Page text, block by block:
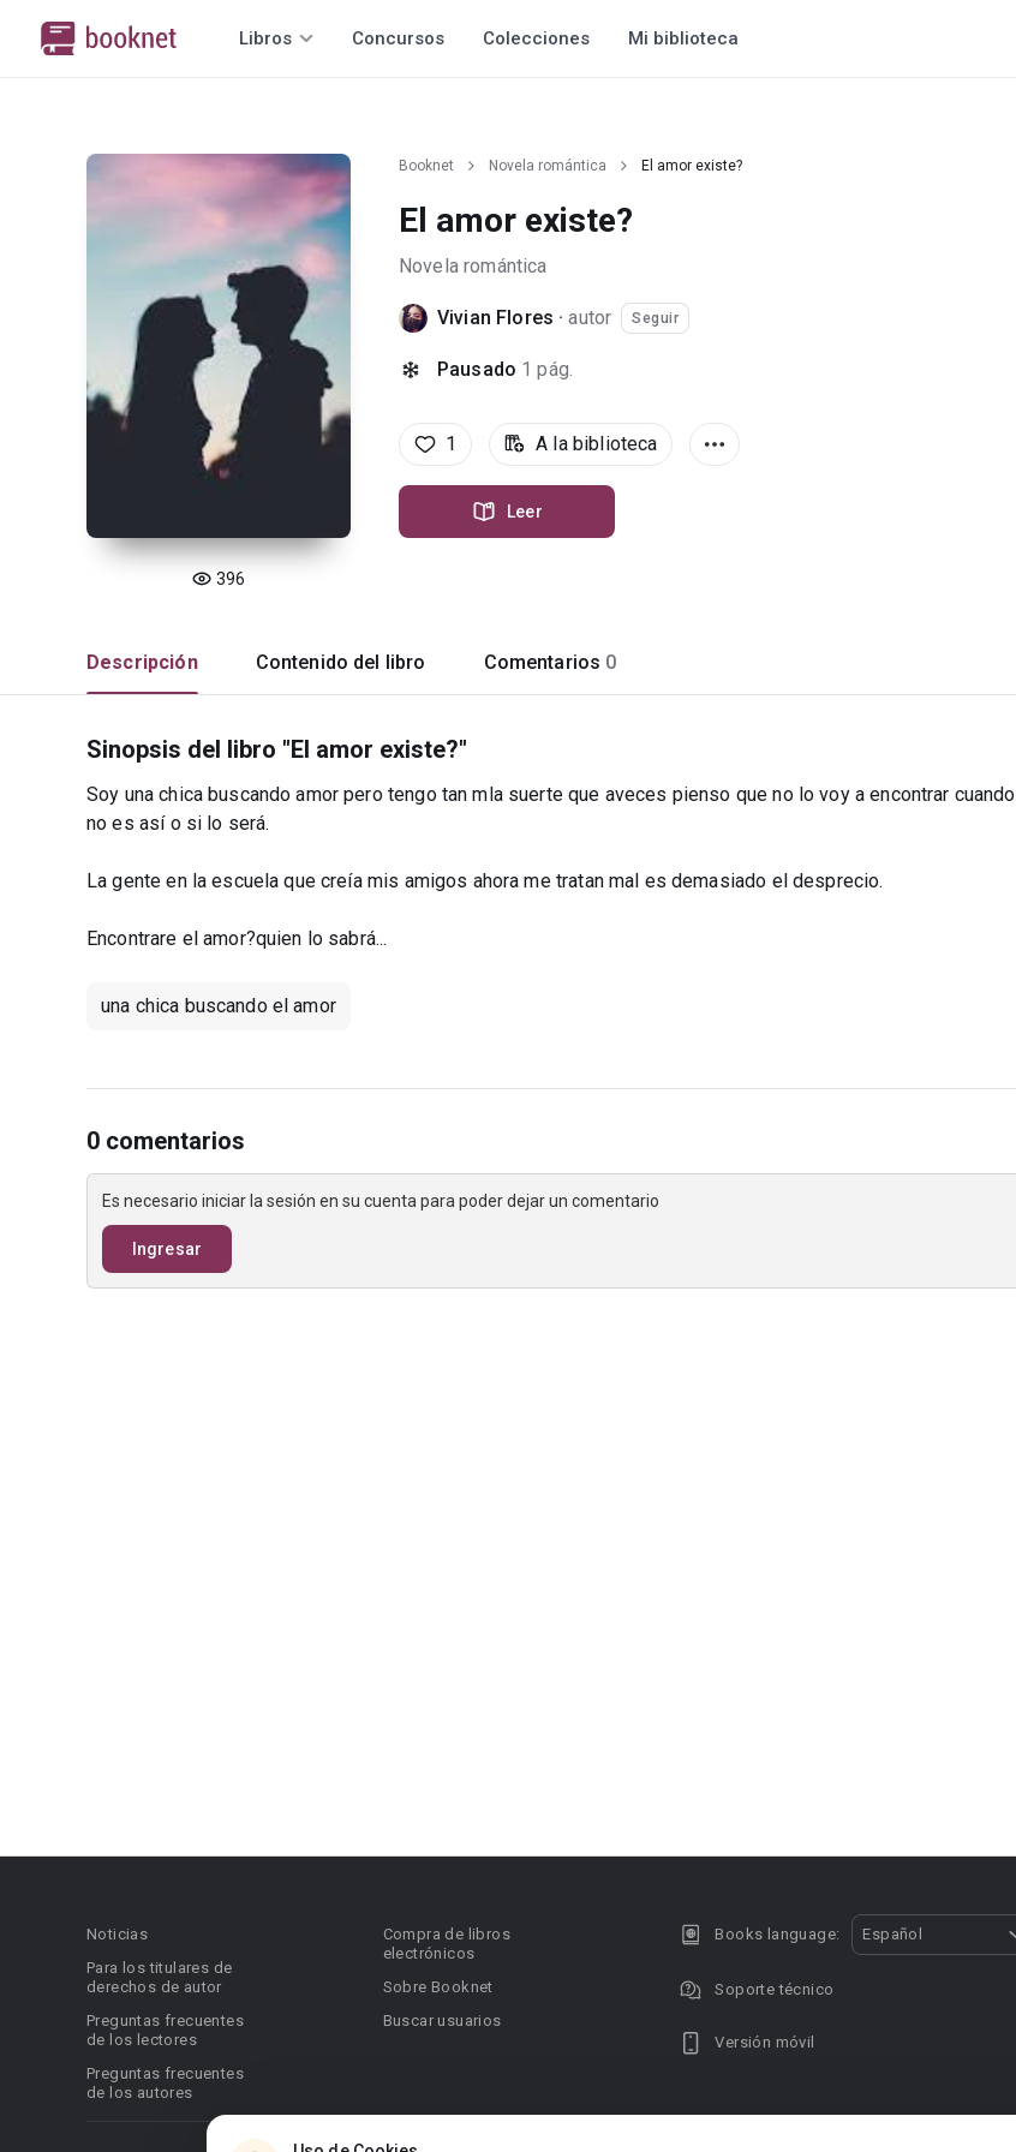
Libros Concursos Colecciones Mi biblioteca
396
Booknet Novela romántica El amor existe?
El amor existe?
Novela romántica
Vivian Flores ·autor Seguir
Pausado 1 pág.
1 A la biblioteca
Leer
Descripción Contenido del libro Comentarios 0
Sinopsis del libro "El amor existe?"
Soy una chica buscando amor pero tengo tan mla suerte que aveces pienso que no lo voy a encontrar cuando
no es así o si lo será.
La gente en la escuela que creía mis amigos ahora me tratan mal es demasiado el desprecio.
Encontrare el amor?quien lo sabrá...
una chica buscando el amor
0 comentarios
Es necesario iniciar la sesión en su cuenta para poder dejar un comentario
Ingresar
Noticias
Para los titulares de
derechos de autor
Preguntas frecuentes
de los lectores
Preguntas frecuentes
de los autores
Compra de libros
electrónicos
Sobre Booknet
Buscar usuarios
Books language: Español
Soporte técnico
Versión móvil